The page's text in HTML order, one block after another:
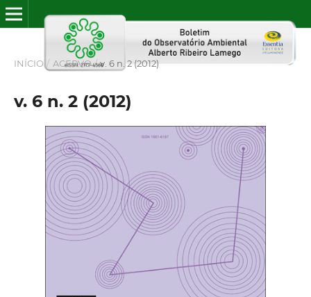
INÍCIO / ACERVO / v. 6 n. 2 (2012)
v. 6 n. 2 (2012)